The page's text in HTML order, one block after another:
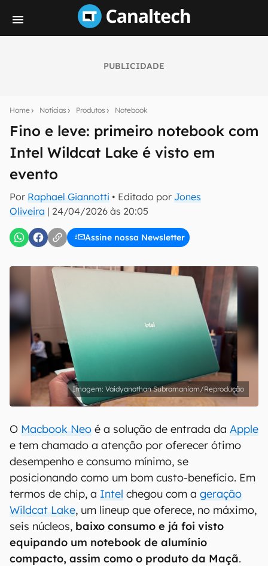
PUBLICIDADE
Home Notícias Produtos Notebook
Fino e leve: primeiro notebook com
Intel Wildcat Lake é visto em
evento
Por Raphael Giannotti • Editado por Jones
Oliveira | 24/04/2026 às 20:05
Assine nossa Newsletter
notícias e reviews sobre tecnologia em primeira
E-mail
inscreva-se
Confirmo que li, aceito e concordo com os Termos de
Uso e Política de Privacidade do Canaltech.
Vaidyanathan Subramaniam/Reprodução
O Macbook Neo é a solução de entrada da Apple
e tem chamado a atenção por oferecer ótimo
desempenho e consumo mínimo, se
posicionando como um bom custo-benefício. Em
termos de chip, a Intel chegou com a geração
Wildcat Lake, um lineup que oferece, no máximo,
seis núcleos, baixo consumo e já foi visto
equipando um notebook de alumínio
compacto, assim como o produto da Maçã.